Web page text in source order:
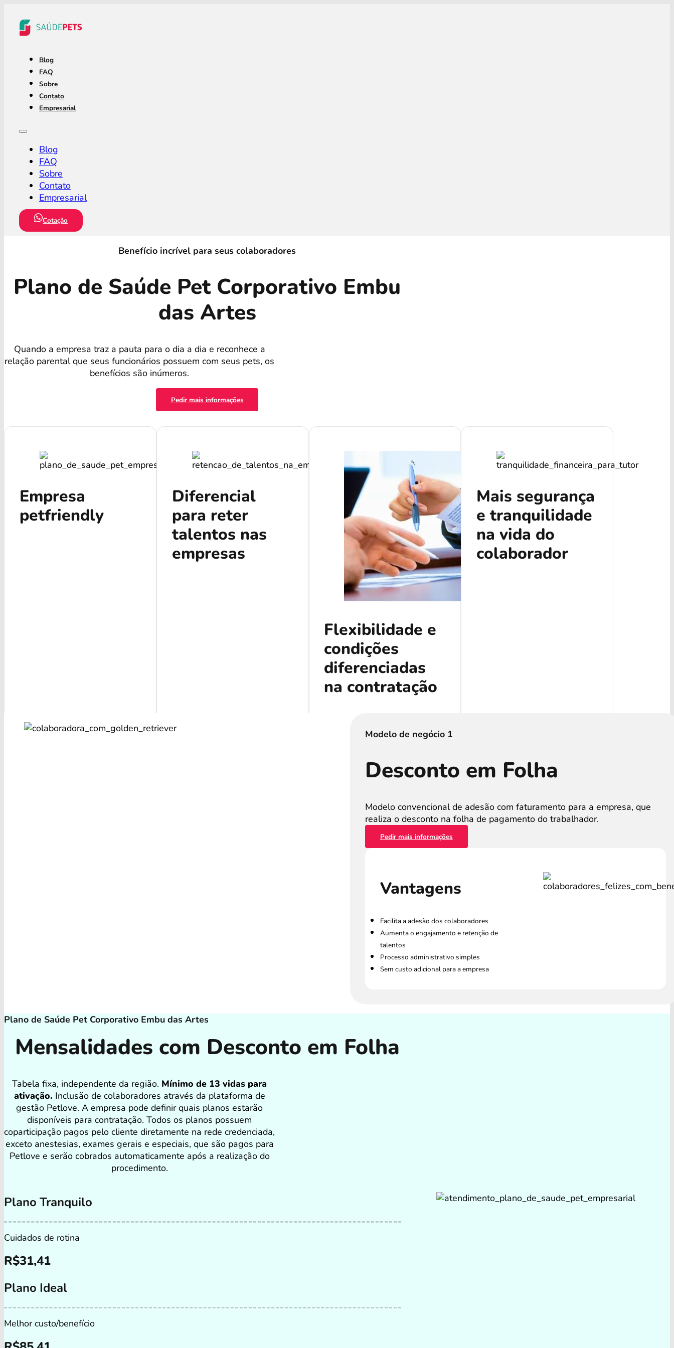
Blog
FAQ
Sobre
Contato
Empresarial
Blog
FAQ
Sobre
Contato
Empresarial
Cotação
Benefício incrível para seus colaboradores
Plano de Saúde Pet Corporativo Embu
das Artes
Quando a empresa traz a pauta para o dia a dia e reconhece a
relação parental que seus funcionários possuem com seus pets, os
benefícios são inúmeros.
Pedir mais informações
Empresa
petfriendly
Diferencial
para reter
talentos nas
empresas
Flexibilidade e
condições
diferenciadas
na contratação
Mais segurança
e tranquilidade
na vida do
colaborador
Modelo de negócio 1
Desconto em Folha
Modelo convencional de adesão com faturamento para a empresa, que
realiza o desconto na folha de pagamento do trabalhador.
Pedir mais informações
Vantagens
Facilita a adesão dos colaboradores
Aumenta o engajamento e retenção de
talentos
Processo administrativo simples
Sem custo adicional para a empresa
Plano de Saúde Pet Corporativo Embu das Artes
Mensalidades com Desconto em Folha
Tabela fixa, independente da região. Mínimo de 13 vidas para
ativação. Inclusão de colaboradores através da plataforma de
gestão Petlove. A empresa pode definir quais planos estarão
disponíveis para contratação. Todos os planos possuem
coparticipação pagos pelo cliente diretamente na rede credenciada,
exceto anestesias, exames gerais e especiais, que são pagos para
Petlove e serão cobrados automaticamente após a realização do
procedimento.
Plano Tranquilo
Cuidados de rotina
R$31,41
Plano Ideal
Melhor custo/benefício